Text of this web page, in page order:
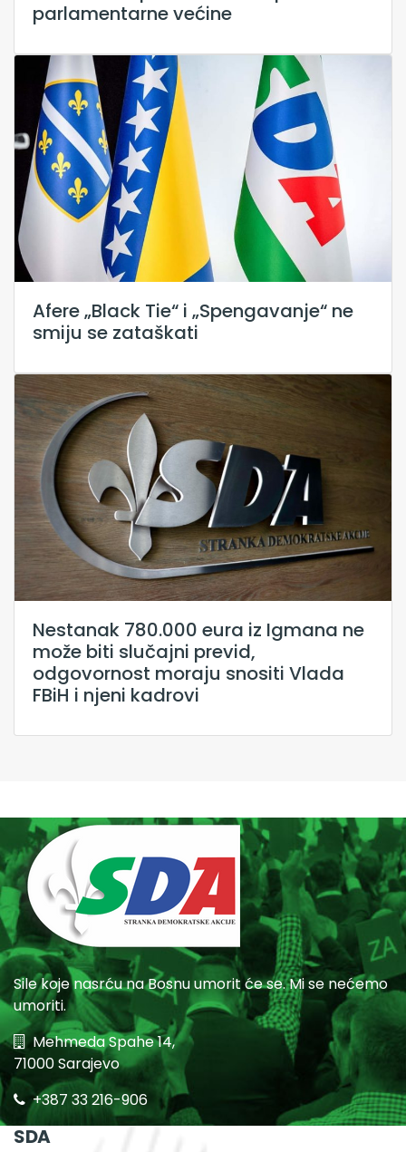
parlamentarne većine
Afere „Black Tie“ i „Spengavanje“ ne
smiju se zataškati
Nestanak 780.000 eura iz Igmana ne
može biti slučajni previd,
odgovornost moraju snositi Vlada
FBiH i njeni kadrovi
Sile koje nasrću na Bosnu umorit će se. Mi se nećemo
umoriti.
Mehmeda Spahe 14,
71000 Sarajevo
+387 33 216-906
SDA